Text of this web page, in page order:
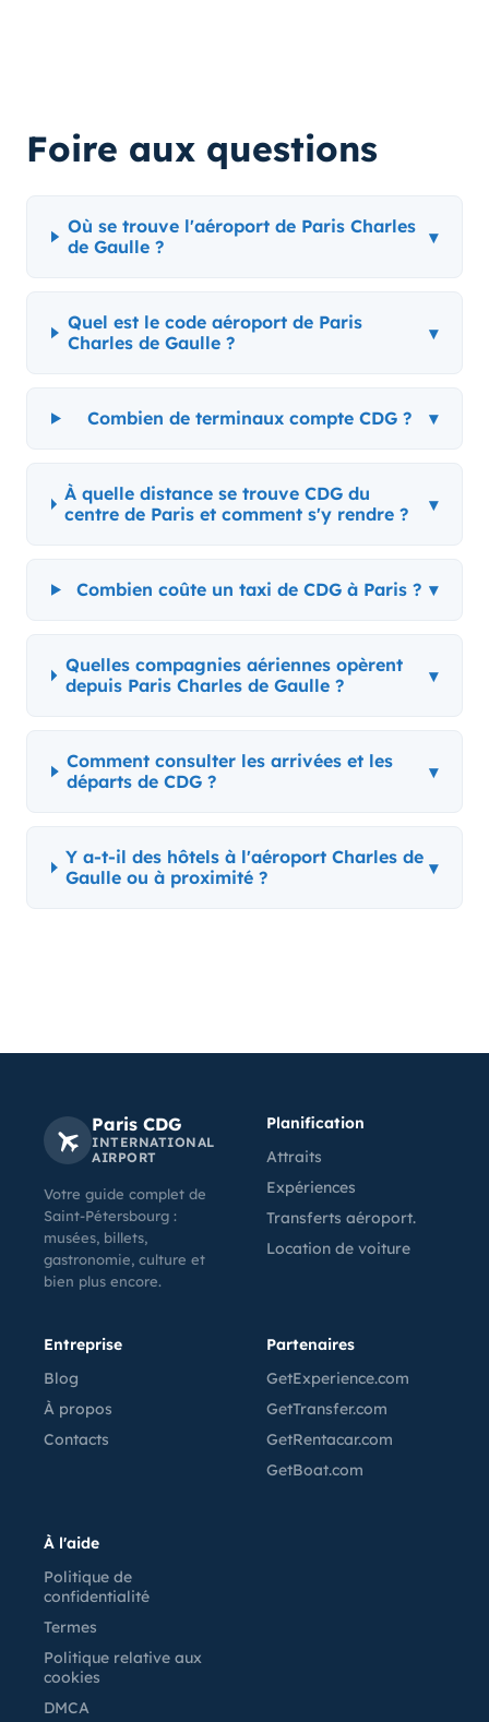
Foire aux questions
Où se trouve l'aéroport de Paris Charles
de Gaulle ?
▾
Quel est le code aéroport de Paris
Charles de Gaulle ?
▾
Combien de terminaux compte CDG ? ▾
À quelle distance se trouve CDG du
centre de Paris et comment s'y rendre ?
▾
Combien coûte un taxi de CDG à Paris ? ▾
Quelles compagnies aériennes opèrent
depuis Paris Charles de Gaulle ?
▾
Comment consulter les arrivées et les
départs de CDG ?
▾
Y a-t-il des hôtels à l'aéroport Charles de
Gaulle ou à proximité ?
▾
Paris CDG
INTERNATIONAL
AIRPORT
Votre guide complet de
Saint-Pétersbourg :
musées, billets,
gastronomie, culture et
bien plus encore.
Planification
Attraits
Expériences
Transferts aéroport.
Location de voiture
Entreprise
Blog
À propos
Contacts
Partenaires
GetExperience.com
GetTransfer.com
GetRentacar.com
GetBoat.com
À l'aide
Politique de
confidentialité
Termes
Politique relative aux
cookies
DMCA